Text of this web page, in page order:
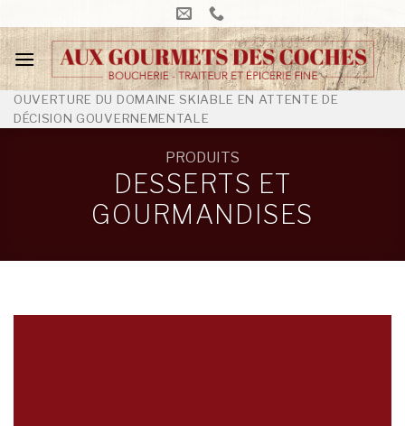
to
content
OUVERTURE DU DOMAINE SKIABLE EN ATTENTE DE
DÉCISION GOUVERNEMENTALE
PRODUITS
DESSERTS ET
GOURMANDISES